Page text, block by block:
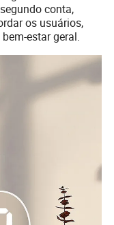
conta,
os usuários,
estar geral.